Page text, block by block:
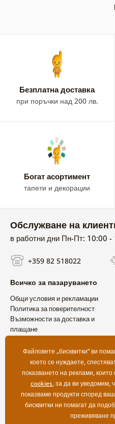
Безплатна доставка
при поръчки над 200 лв.
Богат асортимент
тапети и декорации
Обслужване на
в работни дни Пн-Пт: 10:00 -
+359 82 518022
Всичко за пазаруването
Общи условия и рекламации
Политика за поверителност
Възможности за доставка и
плащане
Файловете „бисквитки“ ви
което се нуждаете,
показването на реклами,
cookies, за да ви уведомим,
показваме продукти според
бисквитки ни помагат да
преживяване